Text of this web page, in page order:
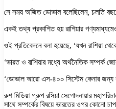
সে সময় অজিত ডোভাল বলেছিলেন, চলতি
একই তথ্য প্রকাশিত হয় রাশিয়ার
ওই প্রতিবেদনে বলা হয়েছে, ‘যখন রাশিয়া
‘ভারত ও রাশিয়ার মধ্যে অর্থনৈতিক সম্পর্ক
‘ডোভাল আরো এস-৪০০ সিস্টেম কেনার জন্য
রুশ মিডিয়া গ্রুপ রসিয়া সেগোদনায়ার
সাথে সম্পর্কের বিষয়ে ভারতের ওপর কোনো